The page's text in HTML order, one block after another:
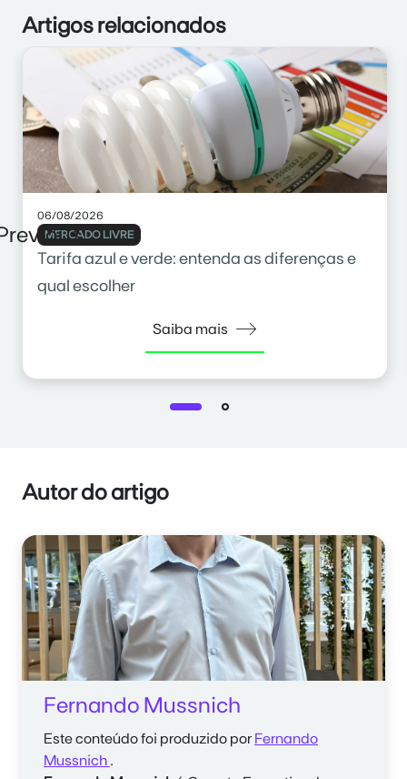
Artigos relacionados
06/08/2026
MERCADO LIVRE
Tarifa azul e verde: entenda as diferenças e
qual escolher
Saiba mais
Autor do artigo
Fernando Mussnich
Este conteúdo foi produzido por Fernando
Mussnich .